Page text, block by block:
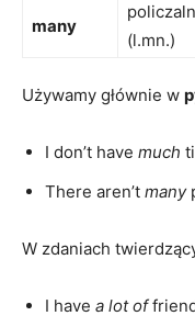
many
(l.mn.)
Używamy głównie w
I don’t have much
There aren’t many
W zdaniach
I have a lot of